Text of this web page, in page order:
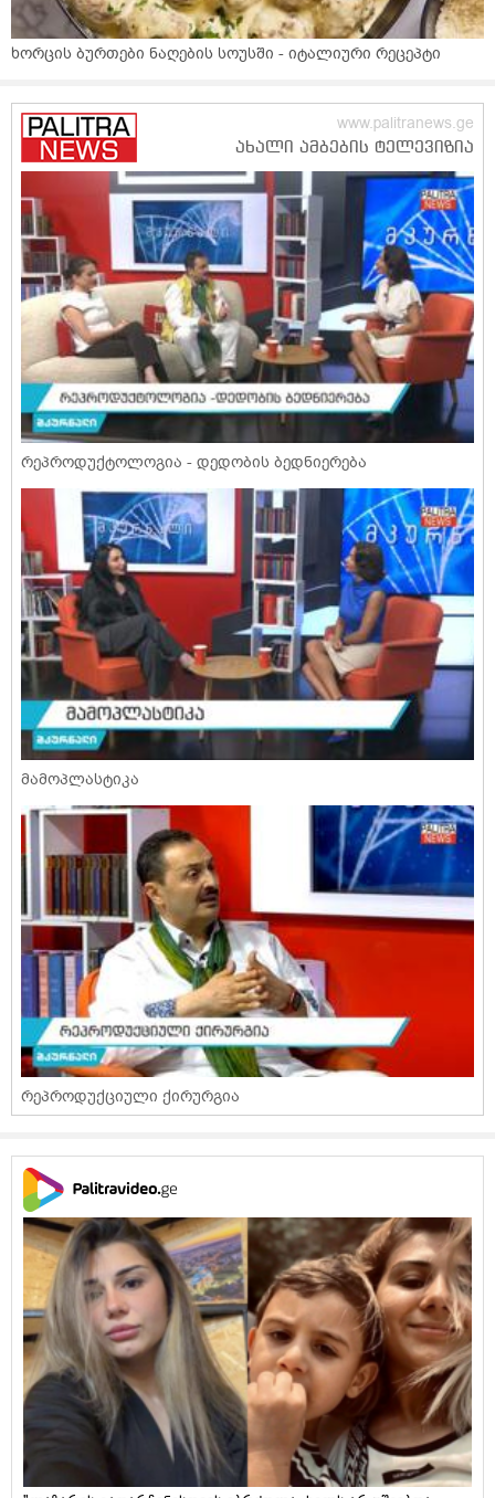
ხორცის ბურთები ნაღების სოუსში - იტალიური რეცეპტი
რეპროდუქტოლოგია - დედობის ბედნიერება
მამოპლასტიკა
რეპროდუქციული ქირურგია